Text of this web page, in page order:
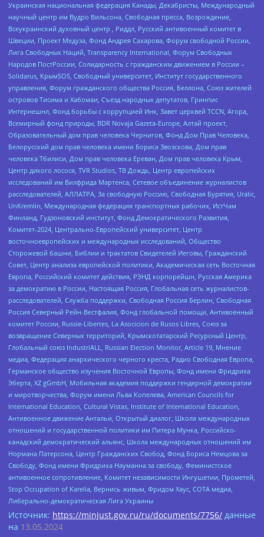
Украинская национальная федерация Канады, Декабристы, Международный
научный центр им Вудро Вильсона, Свободная пресса, Возрождение,
Всеукраинский духовный центр , Риддл, Русский антивоенный комитет в
Швеции, Проект Медуза, Фонд Андрея Сахарова, Форум свободной России,
Лига Свободных Наций, Transparеncy International, Форум Свободных
Народов ПостРоссии, Солидарность с гражданским движением в России –
Solidarus, КрымSOS, Свободный университет, Институт государственного
управления, Форум гражданского общества Россия, Беллона, Союз жителей
островов Тисима и Хабомаи, Съезд народных депутатов, Гринпис
Интернешнл, Фонд борьбы с коррупцией Инк, Завет церквей TCCN, Агора,
Всемирный фонд природы, BDR Novaja Gazeta-Europe, Алтай проект,
Образовательный дом прав человека Чернигов, Фонд Дом Прав Человека,
Белорусский дом прав человека имени Бориса Звозскова, Дом прав
человека Тбилиси, Дом прав человека Ереван, Дом прав человека Крым,
Центр дикого лосося, TVR Studios, ТВ Дождь, Центр европейских
исследований им Вилфрида Мартенса, Сетевое объединение журналистов
расследователей, АЛЛАТРА, За свободную Россию, Свободная Бурятия, Uralic,
UnKremlin, Международная федерация транспортных рабочих, ИстЧам
Финланд, Гудзоновский институт, Фонд Демократического Развития,
Комитет-2024, Центрально-Европейский университет, Центр
восточноевропейских и международных исследований, Общество
Сторожевой башни, Библии и трактатов Свидетелей Иеговы, Гражданский
Совет, Центр анализа европейской политики, Академическая сеть Восточная
Европа, Российский комитет действия, РЭНД корпорейшн, Русская Америка
за демократию в России, Настоящая Россия, Глобальная сеть журналистов-
расследователей, Служба поддержки, Свободная Россия Берлин, Свободная
Россия Северный Рейн-Вестфалия, Фонд глобальной помощи, Антивоенный
комитет России, Russie-Libertes, La Asocicion de Rusos Libres, Союз за
возвращение Северных территорий, Крымскотатарский Ресурсный Центр,
Глобальный союз IndustriALL, Russian Election Monitor, Article 19, Мнение
медиа, Федерация анархического черного креста, Радио Свободная Европа,
Германское общество изучения Восточной Европы, Фонд имени Фридриха
Эберта, XZ gGmbH, Мобильная академия поддержки гендерной демократии
и миротворчества, Форум имени Льва Копелева, American Councils for
International Education, Cultural Vistas, Institute of International Education,
Антивоенное движение Антальи, Открытый диалог, Школа международных
отношений и государственной политики им Питера Мунка, Российско-
канадский демократический альянс, Школа международных отношений им
Нормана Патерсона, Центр Гражданских Свобод, Фонд Бориса Немцова за
Свободу, Фонд имени Фридриха Науманна за свободу, Феминистское
антивоенное сопротивление, Комитет независимости Ингушетии, Прометей,
Stop Occupation of Karelia, Вернись живым, Фридом Хаус, СОТА медиа,
Либерально-демократическая Лига Украины
Источник: https://minjust.gov.ru/ru/documents/7756/ данные
на 13.05.2024